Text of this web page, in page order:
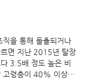
. 내장이 그 구멍을
이 든 환자가 많아 '노
환자가 늘고 있다. 강
문병원 '캐나다 숄다이
병원보다 낫다는 자
장센터를 만들겠다는
부문 대상 수상 ▷ 링
대한민국 글로벌 의
기쁨병원, 메디컬아시
쁨병원, ‘메디컬아시
연결​
취, 척추마취를 사용
병을 가진 환자들의 탈
년 기쁨병원 강윤
수술’을 새롭게 개발
취 상태에서 탈장수
을 통해 돌출되거나
면 지난 2015년 탈장
3.5배 정도 높은 비
고령층이 40% 이상을